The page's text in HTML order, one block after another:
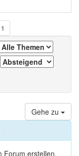
1
Gehe zu
Forum erstellen.